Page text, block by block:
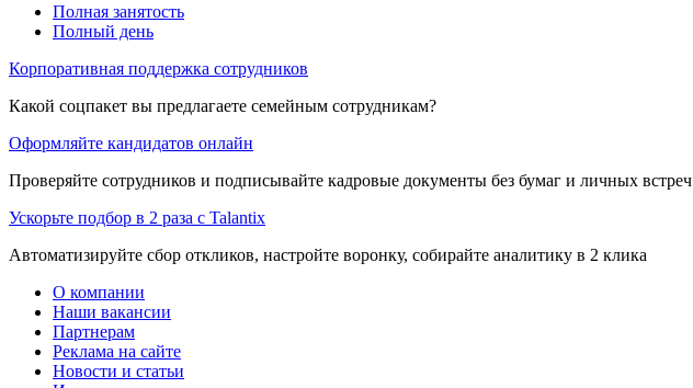
Полная занятость
Полный день
Корпоративная поддержка сотрудников
Какой соцпакет вы предлагаете семейным сотрудникам?
Оформляйте кандидатов онлайн
Проверяйте сотрудников и подписывайте кадровые документы без бумаг и личных встреч
Ускорьте подбор в 2 раза с Talantix
Автоматизируйте сбор откликов, настройте воронку, собирайте аналитику в 2 клика
О компании
Наши вакансии
Партнерам
Реклама на сайте
Новости и статьи